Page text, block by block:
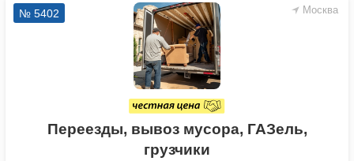
Москва
№ 5402
Переезды, вывоз мусора, ГАЗель,
грузчики